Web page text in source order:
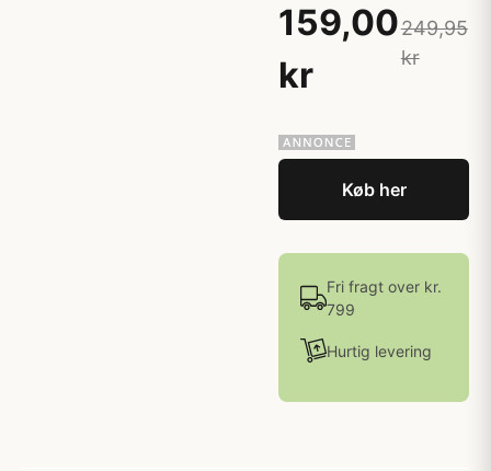
159,00
kr
249,95
kr
Køb her
Fri fragt over kr.
799
Hurtig levering